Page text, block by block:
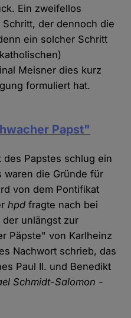
Ein zweifellos
der dennoch die
ein solcher Schritt
Meisner dies kurz
formuliert hat.
Papst"
des Papstes schlug ein
waren die Gründe für
von dem Pontifikat
hpd fragte nach bei
der unlängst zur
Päpste" von Karlheinz
Nachwort schrieb, das
Paul II. und Benedikt
Schmidt-Salomon -